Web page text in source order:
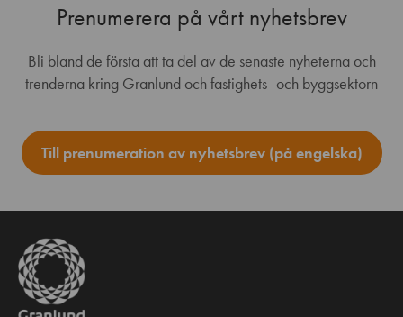
Prenumerera på vårt nyhetsbrev
Bli bland de första att ta del av de senaste nyheterna och
trenderna kring Granlund och fastighets- och byggsektorn
Till prenumeration av nyhetsbrev (på engelska)